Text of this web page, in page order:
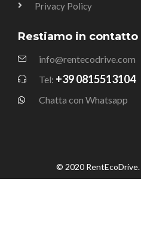
Privacy Policy
Restiamo in contatto
info@rentecodrive.com
Tel: +39 0815513104
Chatta con Whatsapp
© 2020